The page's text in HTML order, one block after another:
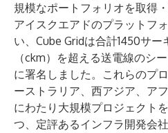
規模なポートフォリオを取得
アイスクエアドのプラットフ
い、Cube Gridは合計1450サ
（ckm）を超える送電線のシ
に署名しました。これらのプ
ーストラリア、西アジア、ア
にわたり大規模プロジェクト
つ、定評あるインフラ開発会